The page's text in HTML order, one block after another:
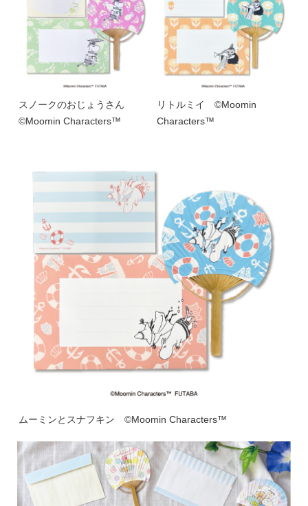
スノークのおじょうさん
©Moomin Characters™
リトルミイ ©Moomin
Characters™
ムーミンとスナフキン ©Moomin Characters™